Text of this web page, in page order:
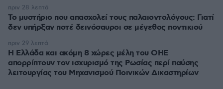
Το μυστήριο που απασχολεί τους παλαιοντολόγους: Γιατί
δεν υπήρξαν ποτέ δεινόσαυροι σε μέγεθος ποντικιού
πριν 28 λεπτά
Η Ελλάδα και ακόμη 8 χώρες μέλη του ΟΗΕ
απορρίπτουν τον ισχυρισμό της Ρωσίας περί παύσης
λειτουργίας του Μηχανισμού Ποινικών Δικαστηρίων
πριν 29 λεπτά